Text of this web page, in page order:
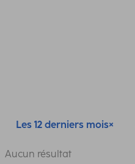
Les 12 derniers mois
Aucun résultat